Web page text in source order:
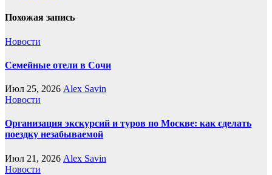
Похожая запись
Новости
Семейные отели в Сочи
Июл 25, 2026 Alex Savin
Новости
Организация экскурсий и туров по Москве: как сделать
поездку незабываемой
Июл 21, 2026 Alex Savin
Новости